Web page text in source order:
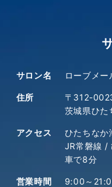
サロン名 ローブメー
住所
〒312-
茨城県ひた
アクセス
ひたちなか
JR常磐線 /
車で8分
営業時間
9:00～